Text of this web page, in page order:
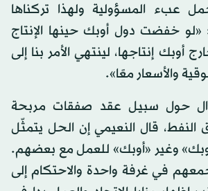
عبء المسؤولية ولهذا تركناها
خفضت دول أوبك حينها الإنتاج
أوبك إنتاجها، لينتهي الأمر بنا إلى
والأسعار معًا».
حول سبيل عقد صفقات مربحة
قال النعيمي إن الحل يتمثّل
وغير «أوبك» للعمل مع بعضهم.
في غرفة واحدة والاحتكام إلى